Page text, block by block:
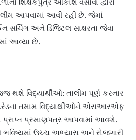
આપવામાં આવી રહી છે. જેમાં
અને ડિજિટલ સાક્ષરતા જેવા
આવ્યા છે.
થશે વિદ્યાર્થીઓ: તાલીમ પૂર્ણ કરનાર
તમામ વિદ્યાર્થીઓને એસઆરએફ
પ્રાપ્ત પ્રમાણપત્ર આપવામાં આવશે.
ભવિષ્યમાં ઉચ્ચ અભ્યાસ અને રોજગારી